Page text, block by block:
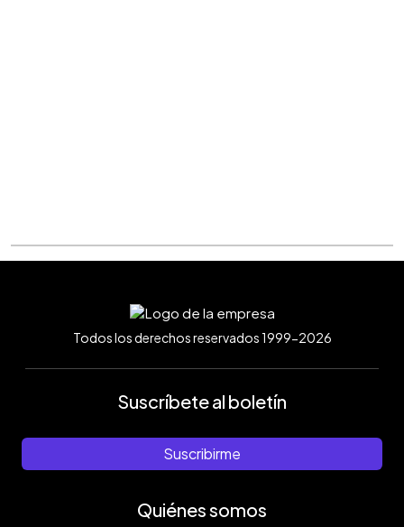
Todos los derechos reservados 1999-2026
Suscríbete al boletín
Suscribirme
Quiénes somos